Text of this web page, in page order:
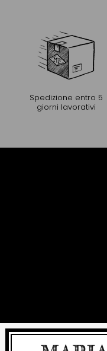
Spedizione entro 5
giorni lavorativi